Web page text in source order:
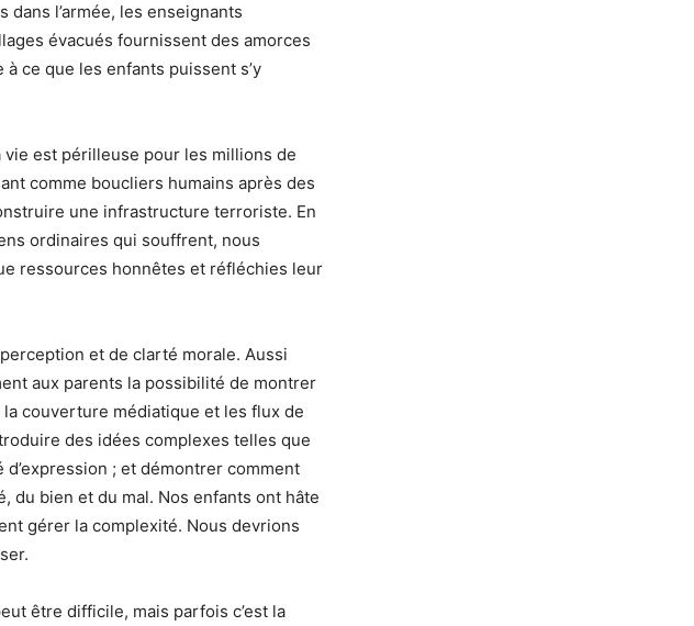
l’armée, les enseignants
évacués fournissent des amorces
ce que les enfants puissent s’y
est périlleuse pour les millions de
comme boucliers humains après des
une infrastructure terroriste. En
ordinaires qui souffrent, nous
ressources honnêtes et réfléchies leur
et de clarté morale. Aussi
aux parents la possibilité de montrer
couverture médiatique et les flux de
des idées complexes telles que
; et démontrer comment
du bien et du mal. Nos enfants ont hâte
gérer la complexité. Nous devrions
être difficile, mais parfois c’est la